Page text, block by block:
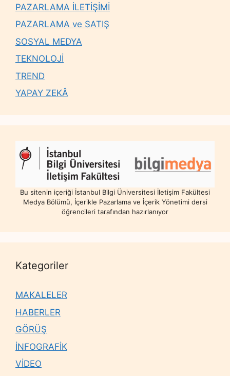
PAZARLAMA İLETİŞİMİ
PAZARLAMA ve SATIŞ
SOSYAL MEDYA
TEKNOLOJİ
TREND
YAPAY ZEKÂ
Bu sitenin içeriği İstanbul Bilgi Üniversitesi İletişim Fakültesi
Medya Bölümü, İçerikle Pazarlama ve İçerik Yönetimi dersi
öğrencileri tarafından hazırlanıyor
Kategoriler
MAKALELER
HABERLER
GÖRÜŞ
İNFOGRAFİK
VİDEO